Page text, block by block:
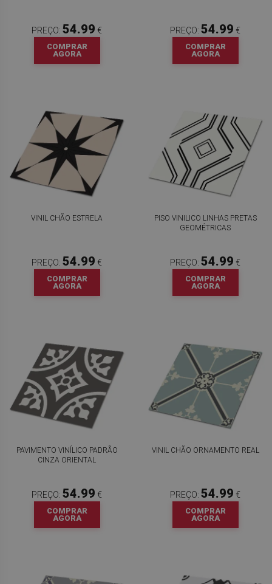
PREÇO: 54.99 €
COMPRAR
AGORA
PREÇO: 54.99 €
COMPRAR
AGORA
VINIL CHÃO ESTRELA
PREÇO: 54.99 €
COMPRAR
AGORA
PISO VINILICO LINHAS PRETAS
GEOMÉTRICAS
PREÇO: 54.99 €
COMPRAR
AGORA
PAVIMENTO VINÍLICO PADRÃO
CINZA ORIENTAL
PREÇO: 54.99 €
COMPRAR
AGORA
VINIL CHÃO ORNAMENTO REAL
PREÇO: 54.99 €
COMPRAR
AGORA